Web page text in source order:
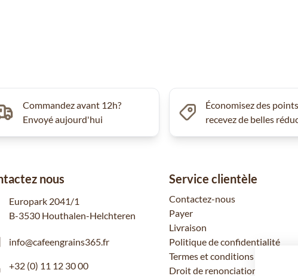
Commandez avant 12h?
Envoyé aujourd'hui
Économisez des
recevez de belles
nous
Europark 2041/1
B-3530 Houthalen-Helchteren
info@cafeengrains365.fr
+32 (0) 11 12 30 00
Service clientèle
Contactez-nous
Payer
Livraison
Politique de confidentialité
Termes et conditions
Droit de renonciation